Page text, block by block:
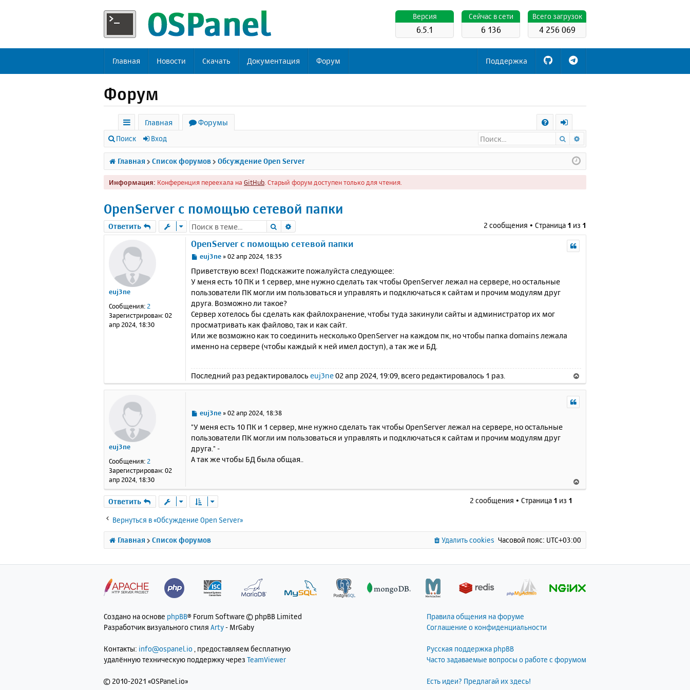
Всего загрузок
4 256 069
Cейчас в сети
6 136
Версия
6.5.1
Главная Новости Скачать Документация Форум Поддержка
Форум
с
ы
л
к
Главная
Форумы
Q
х
о
д
Поиск Вход Поиск
Главная Список форумов Обсуждение Open Server
Информация: Конференция переехала на GitHub . Старый форум доступен только для чтения.
OpenServer с помощью сетевой папки
Ответить Поиск 2 сообщения • Страница 1 из 1
euj3ne
Сообщения: 2
Зарегистрирован:02
апр 2024, 18:30
OpenServer с помощью сетевой папки
С
о
б
щ
е
н
и
е
euj3ne »02 апр 2024, 18:35
Приветствую всех! Подскажите пожалуйста следующее:
У меня есть 10 ПК и 1 сервер, мне нужно сделать так чтобы OpenServer лежал на сервере, но остальные
пользователи ПК могли им пользоваться и управлять и подключаться к сайтам и прочим модулям друг
друга. Возможно ли такое?
Сервер хотелось бы сделать как файлохранение, чтобы туда закинули сайты и администратор их мог
просматривать как файлово, так и как сайт.
Или же возможно как то соединить несколько OpenServer на каждом пк, но чтобы папка domains лежала
именно на сервере (чтобы каждый к ней имел доступ), а так же и БД.
Последний раз редактировалось euj3ne02 апр 2024, 19:09, всего редактировалось 1 раз.
е
ч
euj3ne
Сообщения: 2
Зарегистрирован:02
апр 2024, 18:30
С
о
б
щ
е
euj3ne »02 апр 2024, 18:38
"У меня есть 10 ПК и 1 сервер, мне нужно сделать так чтобы OpenServer лежал на сервере, но остальные
пользователи ПК могли им пользоваться и управлять и подключаться к сайтам и прочим модулям друг
друга." -
А так же чтобы БД была общая..
е
т
с
а
Ответить 2 сообщения • Страница 1 из 1
Вернуться в «Обсуждение Open Server»
Главная Список форумов Часовой пояс: UTC+03:00
Удалить cookies
Создано на основе phpBB® Forum Software © phpBB Limited
Разработчик визуального стиля Arty- MrGaby
Контакты: info@ospanel.io, предоставляем бесплатную
удалённую техническую поддержку через TeamViewer
© 2010-2021 «OSPanel.io»
Правила общения на форуме
Соглашение о конфиденциальности
Русская поддержка phpBB
Часто задаваемые вопросы о работе с форумом
Есть идеи? Предлагай их здесь!